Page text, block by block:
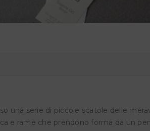
una serie di piccole scatole delle
e rame che prendono forma da un